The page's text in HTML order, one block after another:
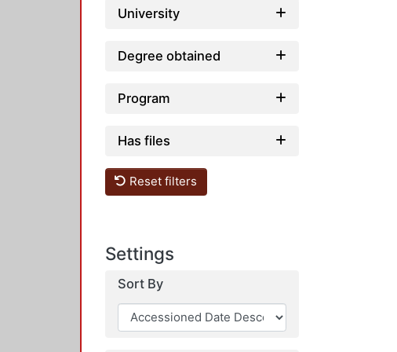
University
Degree obtained
Program
Has files
Reset filters
Settings
Sort By